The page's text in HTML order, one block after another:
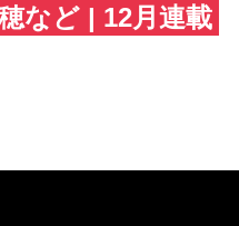
など | 12月連載